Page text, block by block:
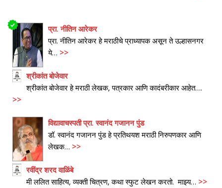
प्रा. नीतिन आरेकर
प्रा. नीतिन आरेकर हे मराठीचे प्राध्यापक असून ते उल्हासनगर
ये… >>
श्रीकांत बोजेवार
श्रीकांत बोजेवार हे मराठी लेखक, पत्रकार आणि कादंबरीकार आहेत….
>>
विद्यावाचस्पती प्रा. स्वानंद गजानन पुंड
डॉ. स्वानंद गजानन पुंड हे प्रतिथयश मराठी निरुपणकार आणि
लेखक… >>
रवींद्र शरद वाळिंबे
मी ललित साहित्य, व्यक्ती चित्रण, कथा स्फुट लेखन करतो. माझ्य… >>